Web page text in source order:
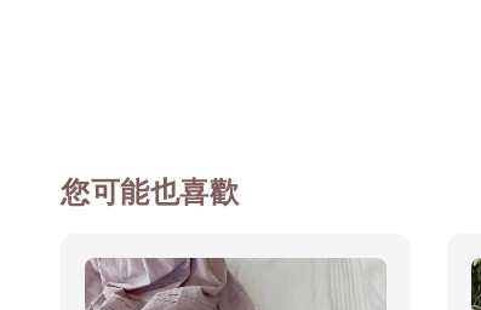
您可能也喜歡